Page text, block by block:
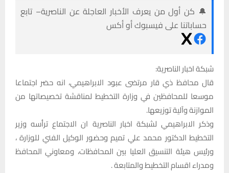
🔔 كن أول من يعرف الأخبار العاجلة عن الناصرية– تابع
حساباتنا على فيسبوك أو أكس
شبكة اخبار الناصرية:
قال محافظ ذي قار مرتضى عبود الابراهيمي، انه حضر اجتماعا
موسعا للمحافظين في وزارة التخطيط لمناقشة تخصيصاتها من
الموازنة وآلية توزيعها.
وذكر الابراهيمي لشبكة اخبار الناصرية ان الاجتماع ترأسه وزير
التخطيط الدكتور محمد علي تميم وحضور الوكيل الفني للوزارة ،
ورئيس هيئة التنسيق العليا بين المحافظات، ومعاوني المحافظ
ومدراء اقسام التخطيط والمتابعة .